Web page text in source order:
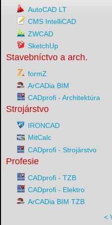
AutoCAD LT
CMS IntelliCAD
ZWCAD
SketchUp
Stavebníctvo a arch.
formZ
ArCADia BIM
CADprofi - Architektúra
Strojárstvo
IRONCAD
MitCalc
CADprofi - Strojárstvo
Profesie
CADprofi - TZB
CADprofi - Elektro
ArCADia BIM TZB
<